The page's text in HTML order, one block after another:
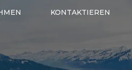
KONTAKTIEREN